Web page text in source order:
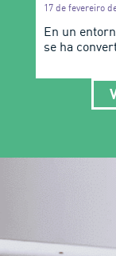
17 de fevereiro
En un
se ha